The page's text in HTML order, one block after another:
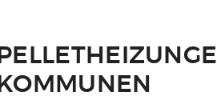
KOMMUNEN